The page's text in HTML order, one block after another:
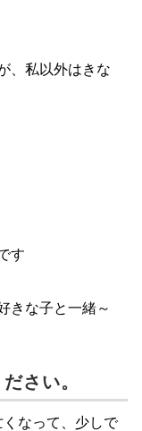
、私以外はきな
す
きな子と一緒～
さい。
なって、少しで